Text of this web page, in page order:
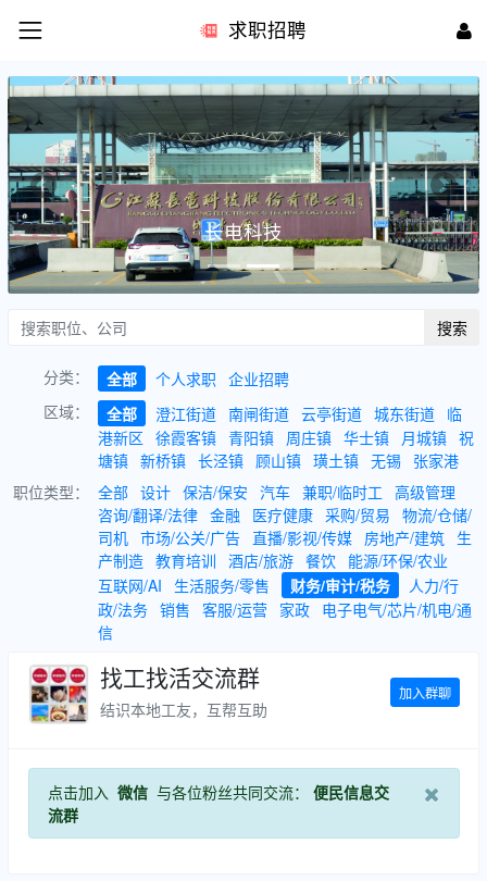
求职招聘
长电科技
Previous Next
搜索
分类： 全部 个人求职
企业招聘
区域：
全部 澄江街道 南闸街道 云亭街道 城东街道 临
港新区
徐霞客镇 青阳镇 周庄镇 华士镇 月城镇 祝
塘镇 新桥镇 长泾镇 顾山镇 璜土镇 无锡 张家港
职位类型：
全部 设计 保洁/保安 汽车 兼职/临时工
高级管理
咨询/翻译/法律 金融 医疗健康 采购/贸易
物流/仓储/
司机 市场/公关/广告 直播/影视/传媒 房地产/建筑 生
产制造 教育培训 酒店/旅游 餐饮 能源/环保/农业
互联网/AI
生活服务/零售 财务/审计/税务
人力/行
政/法务 销售 客服/运营 家政 电子电气/芯片/机电/通
信
找工找活交流群
结识本地工友，互帮互助
加入群聊
点击加入 微信 与各位粉丝共同交流： 便民信息交
流群